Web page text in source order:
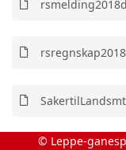
© Leppe-